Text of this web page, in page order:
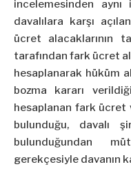
incelemesinden
davalılara karşı
ücret alacaklarının
tarafından fark ücret
hesaplanarak hüküm
bozma kararı
hesaplanan fark ücret
bulunduğu, davalı
bulunduğundan
gerekçesiyle davanın